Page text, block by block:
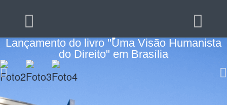
Lançamento do livro "Uma Visão Humanista
do Direito" em Brasília